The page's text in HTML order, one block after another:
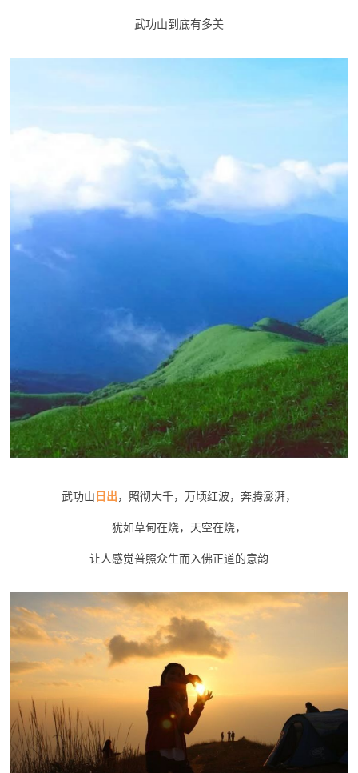
武功山到底有多美
武功山 日出，照彻大千，万顷红波，奔腾澎湃，
犹如草甸在烧，天空在烧，
让人感觉普照众生而入佛正道的意韵